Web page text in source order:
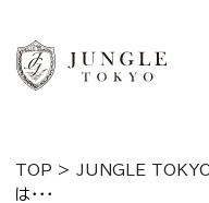
TOP > JUNGLE
は・・・